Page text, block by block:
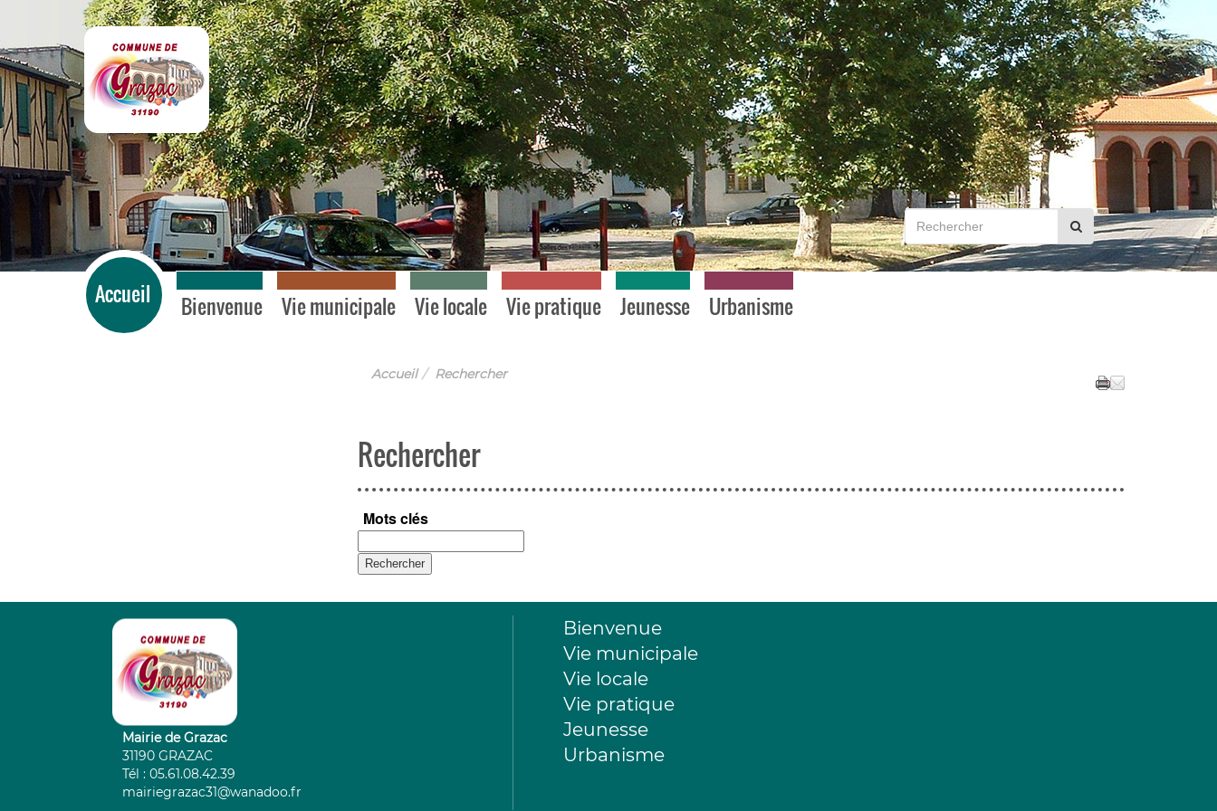
Grazac
Accueil Bienvenue Vie municipale Vie locale Vie pratique Jeunesse Urbanisme
Accueil Rechercher
Rechercher
Mots clés
Mairie de Grazac
31190 GRAZAC
Tél : 05.61.08.42.39
mairiegrazac31@wanadoo.fr
Bienvenue
Vie municipale
Vie locale
Vie pratique
Jeunesse
Urbanisme